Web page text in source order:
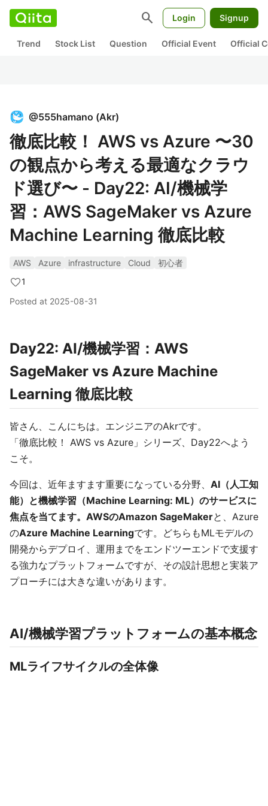
search Login Signup
Trend Stock List Question Official Event Official
@555hamano (Akr)
徹底比較！ AWS vs Azure 〜30
の観点から考える最適なクラウ
ド選び〜 - Day22: AI/機械学
習：AWS SageMaker vs Azure
Machine Learning 徹底比較
AWS Azure infrastructure Cloud
初心者
1
Posted at 2025-08-31
Day22: AI/機械学習：AWS
SageMaker vs Azure Machine
Learning 徹底比較
皆さん、こんにちは。エンジニアのAkrです。
「徹底比較！ AWS vs Azure」シリーズ、Day22へよう
こそ。
今回は、近年ますます重要になっている分野、 AI（人工知
能）と機械学習（Machine Learning: ML）のサービスに
焦点を当てます。AWSのAmazon SageMakerと、Azure
のAzure Machine Learningです。どちらもMLモデルの
開発からデプロイ、運用までをエンドツーエンドで支援す
る強力なプラットフォームですが、その設計思想と実装ア
プローチには大きな違いがあります。
AI/機械学習プラットフォームの基本概念
MLライフサイクルの全体像